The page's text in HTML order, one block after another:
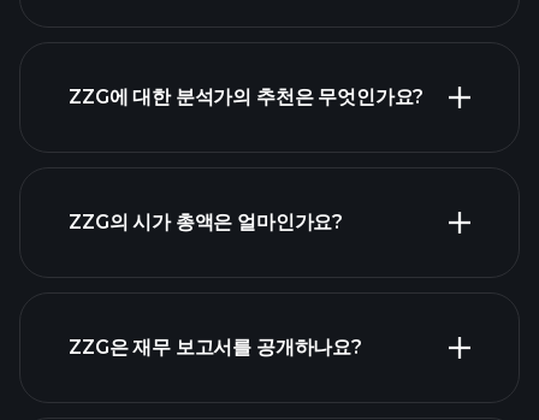
ZZG에 대한 분석가의 추천은 무엇인가요?
ZZG의 시가 총액은 얼마인가요?
ZZG은 재무 보고서를 공개하나요?